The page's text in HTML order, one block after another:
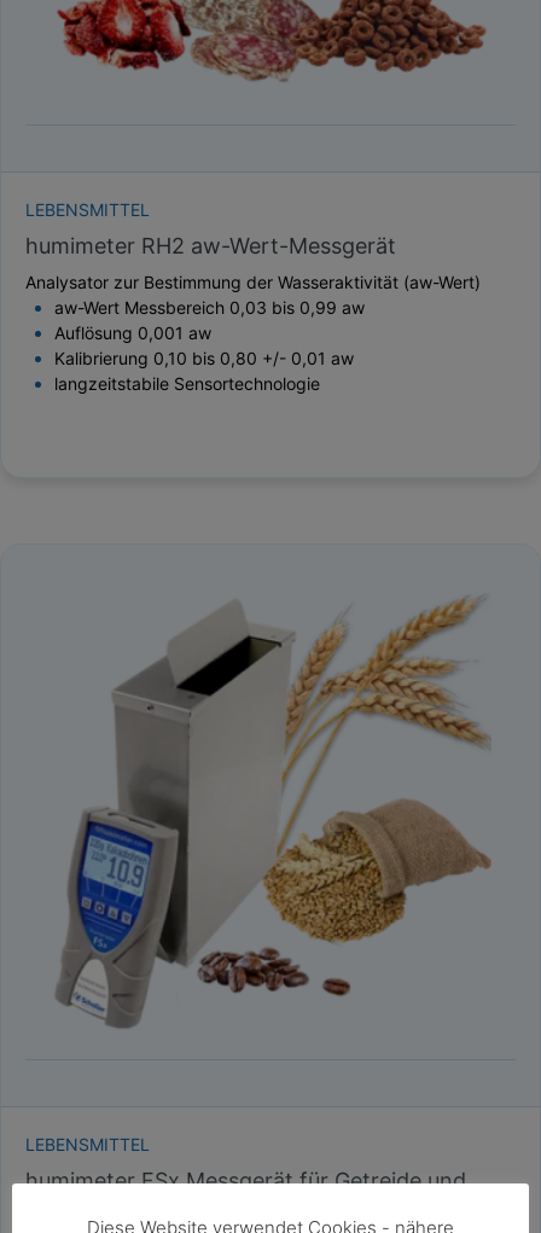
LEBENSMITTEL
humimeter RH2 aw-Wert-Messgerät
Analysator zur Bestimmung der Wasseraktivität (aw-Wert)
aw-Wert Messbereich 0,03 bis 0,99 aw
Auflösung 0,001 aw
Kalibrierung 0,10 bis 0,80 +/- 0,01 aw
langzeitstabile Sensortechnologie
LEBENSMITTEL
humimeter FSx Messgerät für Getreide und
Diese Website verwendet Cookies - nähere